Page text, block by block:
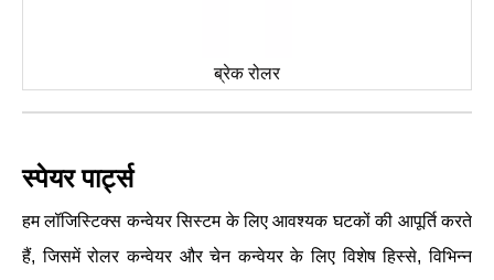
ब्रेक रोलर
स्पेयर पार्ट्स
हम लॉजिस्टिक्स कन्वेयर सिस्टम के लिए आवश्यक घटकों की आपूर्ति करते
हैं, जिसमें रोलर कन्वेयर और चेन कन्वेयर के लिए विशेष हिस्से, विभिन्न